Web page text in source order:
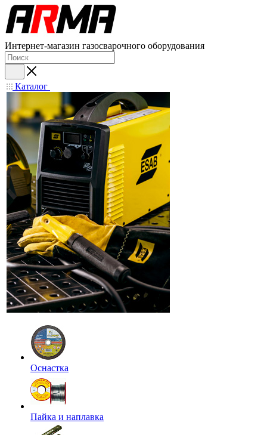
Интернет-магазин газосварочного оборудования
Каталог
Оснастка
Пайка и наплавка